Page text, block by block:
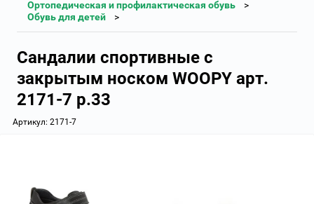
Ортопедическая и профилактическая обувь
Обувь для детей
Сандалии спортивные с
закрытым носком WOOPY арт.
2171-7 р.33
Артикул: 2171-7